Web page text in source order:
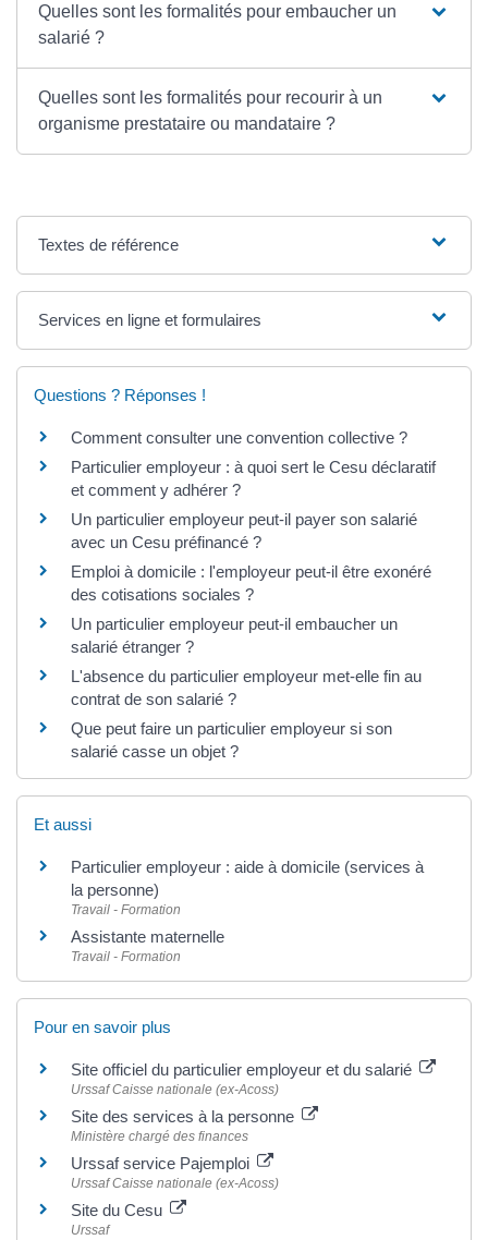
Quelles sont les formalités pour embaucher un
salarié ?
Quelles sont les formalités pour recourir à un
organisme prestataire ou mandataire ?
Textes de référence
Services en ligne et formulaires
Questions ? Réponses !
Comment consulter une convention collective ?
Particulier employeur : à quoi sert le Cesu déclaratif
et comment y adhérer ?
Un particulier employeur peut-il payer son salarié
avec un Cesu préfinancé ?
Emploi à domicile : l'employeur peut-il être exonéré
des cotisations sociales ?
Un particulier employeur peut-il embaucher un
salarié étranger ?
L'absence du particulier employeur met-elle fin au
contrat de son salarié ?
Que peut faire un particulier employeur si son
salarié casse un objet ?
Et aussi
Particulier employeur : aide à domicile (services à
la personne)
Travail - Formation
Assistante maternelle
Travail - Formation
Pour en savoir plus
Site officiel du particulier employeur et du salarié
Urssaf Caisse nationale (ex-Acoss)
Site des services à la personne
Ministère chargé des finances
Urssaf service Pajemploi
Urssaf Caisse nationale (ex-Acoss)
Site du Cesu
Urssaf